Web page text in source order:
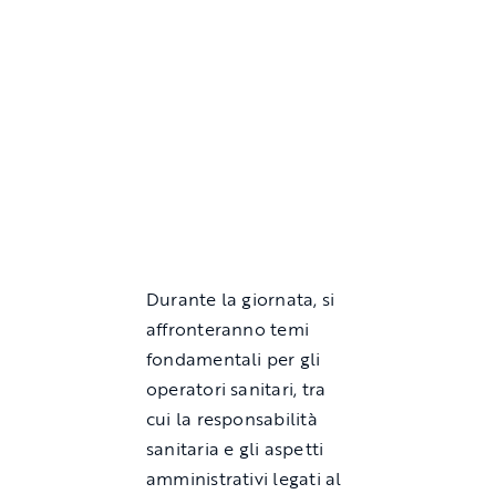
Durante la giornata, si
affronteranno temi
fondamentali per gli
operatori sanitari, tra
cui la responsabilità
sanitaria e gli aspetti
amministrativi legati al